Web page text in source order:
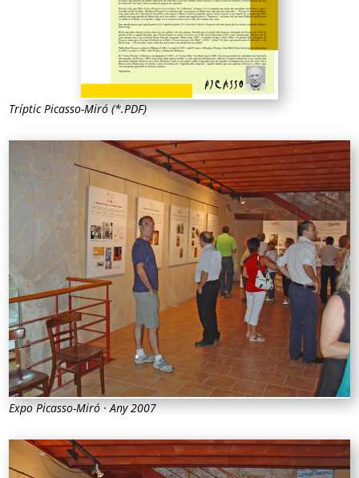
Tríptic Picasso-Miró (*.PDF)
Expo Picasso-Miró · Any 2007